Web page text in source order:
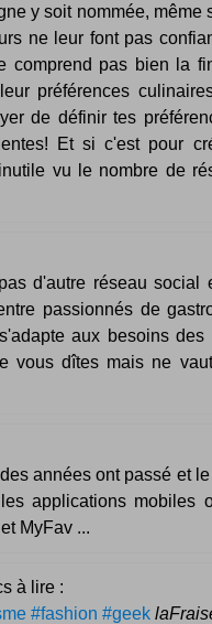
y soit nommée,
ne leur font pas
comprend pas bien la
préférences
de définir tes
Et si c'est pour
vu le nombre de
d'autre réseau social
passionnés de
aux besoins des
vous dîtes mais ne
années ont passé et
applications mobiles
MyFav ...
à lire :
#fashion #geek